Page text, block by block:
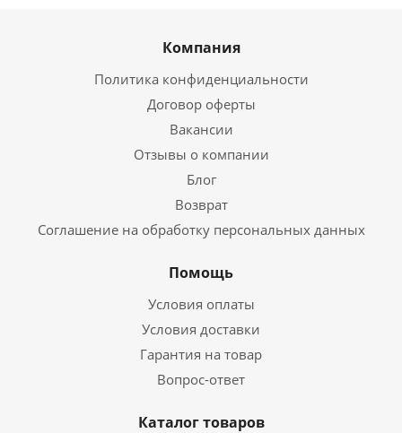
Компания
Политика конфиденциальности
Договор оферты
Вакансии
Отзывы о компании
Блог
Возврат
Соглашение на обработку персональных данных
Помощь
Условия оплаты
Условия доставки
Гарантия на товар
Вопрос-ответ
Каталог товаров